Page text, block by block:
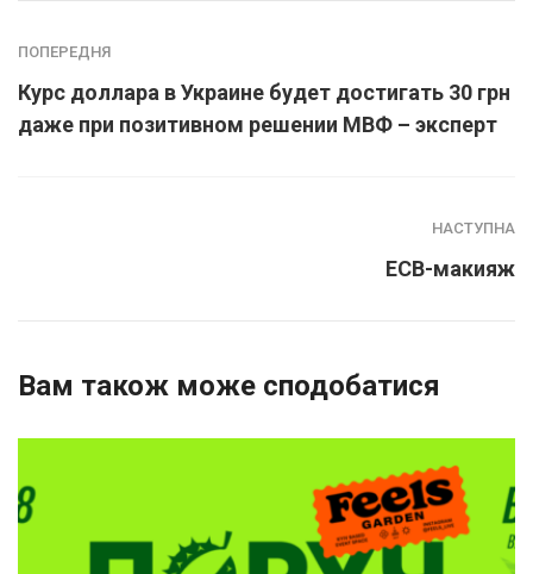
ПОПЕРЕДНЯ
Курс доллара в Украине будет достигать 30 грн
даже при позитивном решении МВФ – эксперт
НАСТУПНА
ЕСВ-макияж
Вам також може сподобатися